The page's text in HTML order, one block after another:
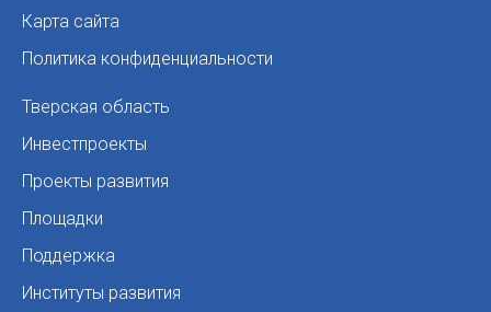
Карта сайта
Политика конфиденциальности
Тверская область
Инвестпроекты
Проекты развития
Площадки
Поддержка
Институты развития